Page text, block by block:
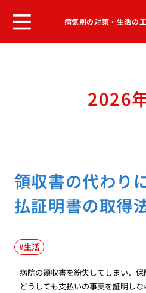
病気別の対策・生活の
2026
領収書の代わり
払証明書の取得
生活
病院の領収書を紛失してしまい、
どうしても支払いの事実を証明し